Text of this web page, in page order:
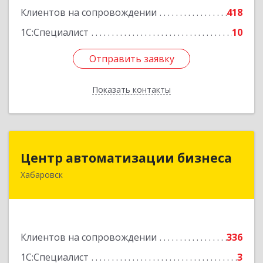
Клиентов на сопровождении
418
1С:Специалист
10
Отправить заявку
Показать контакты
Отправить заявку
Назад
Центр автоматизации бизнеса
Хабаровск
Клиентов на сопровождении
336
1С:Специалист
3
Центр автоматизации бизнеса
680030, Хабаровский край, Хабаровск г, Ленина